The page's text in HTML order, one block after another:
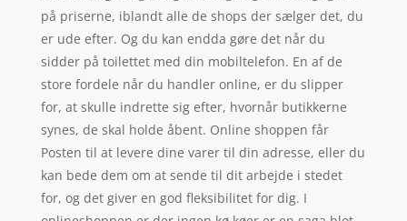
på priserne, iblandt alle de shops der sælger det, du
er ude efter. Og du kan endda gøre det når du
sidder på toilettet med din mobiltelefon. En af de
store fordele når du handler online, er du slipper
for, at skulle indrette sig efter, hvornår butikkerne
synes, de skal holde åbent. Online shoppen får
Posten til at levere dine varer til din adresse, eller du
kan bede dem om at sende til dit arbejde i stedet
for, og det giver en god fleksibilitet for dig. I